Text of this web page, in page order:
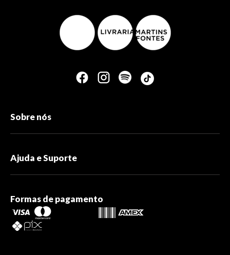
Sobre nós
Ajuda e Suporte
Formas de pagamento